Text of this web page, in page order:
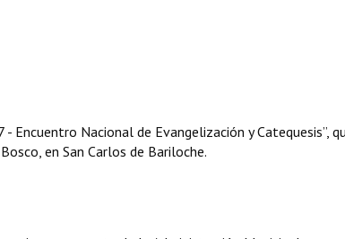
Encuentro Nacional de Evangelización y Catequesis”,
en San Carlos de Bariloche.